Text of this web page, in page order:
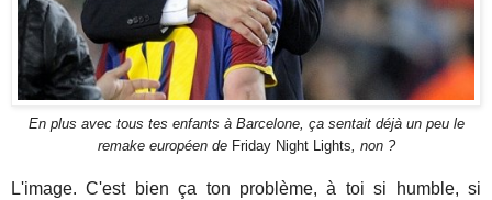
En plus avec tous tes enfants à Barcelone, ça sentait déjà un peu le
remake européen de Friday Night Lights, non ?
L'image. C'est bien ça ton problème, à toi si humble, si